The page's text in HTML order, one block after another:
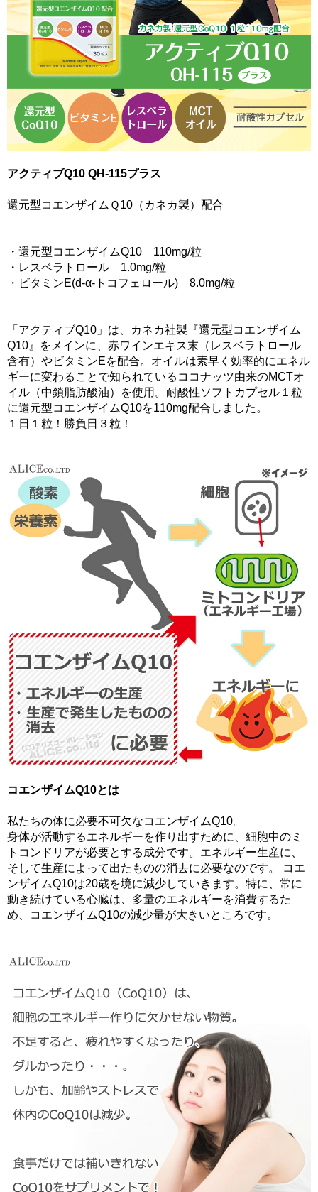
アクティブQ10 QH-115プラス
還元型コエンザイムＱ10（カネカ製）配合
・還元型コエンザイムQ10 110mg/粒
・レスベラトロール 1.0mg/粒
・ビタミンE(d-α-トコフェロール) 8.0mg/粒
「アクティブQ10」は、カネカ社製『還元型コエンザイム
Q10』をメインに、赤ワインエキス末（レスベラトロール
含有）やビタミンEを配合。オイルは素早く効率的にエネル
ギーに変わることで知られているココナッツ由来のMCTオ
イル（中鎖脂肪酸油）を使用。耐酸性ソフトカプセル１粒
に還元型コエンザイムQ10を110mg配合しました。
１日１粒！勝負日３粒！
コエンザイムQ10とは
私たちの体に必要不可欠なコエンザイムQ10。
身体が活動するエネルギーを作り出すために、細胞中のミ
トコンドリアが必要とする成分です。エネルギー生産に、
そして生産によって出たものの消去に必要なのです。 コエ
ンザイムQ10は20歳を境に減少していきます。特に、常に
動き続けている心臓は、多量のエネルギーを消費するた
め、コエンザイムQ10の減少量が大きいところです。